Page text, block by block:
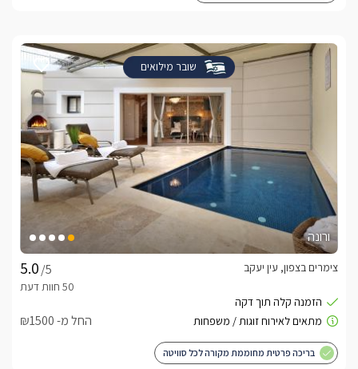
שובר מילואים
ורונה
/5
צימרים בצפון, עין יעקב
החל מ- ₪1500
בריכה פרטית מחוממת מקורה לכל סוויטה